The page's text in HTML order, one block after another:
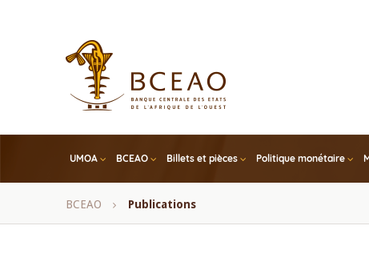
UMOA BCEAO Billets et pièces Politique monétaire
Fil
BCEAO Publications